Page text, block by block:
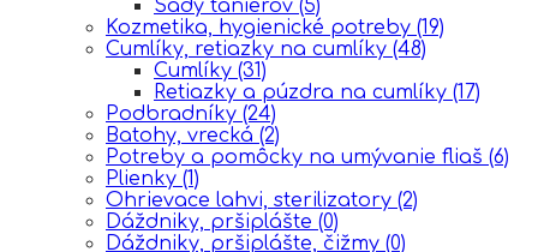
Sady tanierov (5)
Kozmetika, hygienické potreby (19)
Cumlíky, retiazky na cumlíky (48)
Cumlíky (31)
Retiazky a púzdra na cumlíky (17)
Podbradníky (24)
Batohy, vrecká (2)
Potreby a pomôcky na umývanie fliaš (6)
Plienky (1)
Ohrievace lahvi, sterilizatory (2)
Dáždniky, pršiplášte (0)
Dáždniky, pršiplášte, čižmy (0)